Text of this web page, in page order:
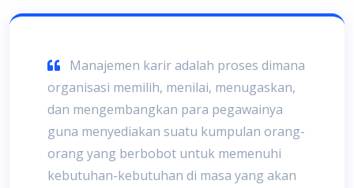
Manajemen karir adalah proses dimana
organisasi memilih, menilai, menugaskan,
dan mengembangkan para pegawainya
guna menyediakan suatu kumpulan orang-
orang yang berbobot untuk memenuhi
kebutuhan-kebutuhan di masa yang akan